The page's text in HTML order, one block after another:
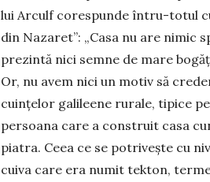
lui Ar­culf corespunde întru-totul
din Nazaret”: „Casa nu are nimic
prezintă nici sem­ne de mare
Or, nu avem nici un motiv să
cuințelor galileene rurale, ti­pice
persoana care a construit casa
piatra. Ceea ce se potrivește cu
cuiva care era numit tekton,